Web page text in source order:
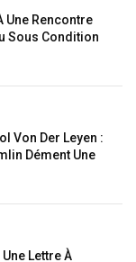
Une Rencontre
Sous Condition
Von Der Leyen :
Dément Une
Lettre À